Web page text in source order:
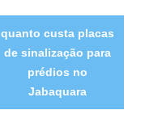
quanto custa placas
de sinalização para
prédios no
Jabaquara